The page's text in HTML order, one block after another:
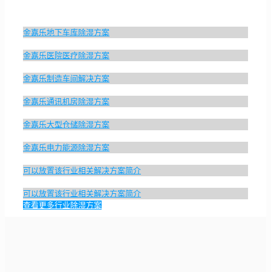
金嘉乐地下车库除湿方案
金嘉乐医院医疗除湿方案
金嘉乐制造车间解决方案
金嘉乐通讯机房除湿方案
金嘉乐大型仓储除湿方案
金嘉乐电力能源除湿方案
可以放置该行业相关解决方案简介
可以放置该行业相关解决方案简介
查看更多行业除湿方案